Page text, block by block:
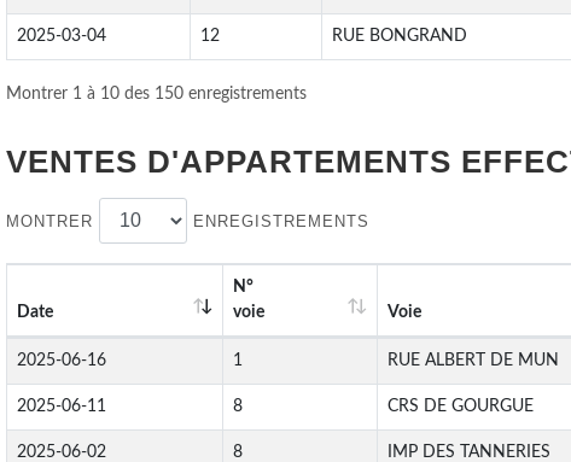
2025-03-04 12 RUE BONGRAND
Montrer 1 à 10 des 150 enregistrements
VENTES D'APPARTEMENTS
MONTRER ENREGISTREMENTS
Date
N°
voie
Voie
2025-06-16 1 RUE ALBERT DE MUN
2025-06-11 8 CRS DE GOURGUE
2025-06-02 8 IMP DES TANNERIES